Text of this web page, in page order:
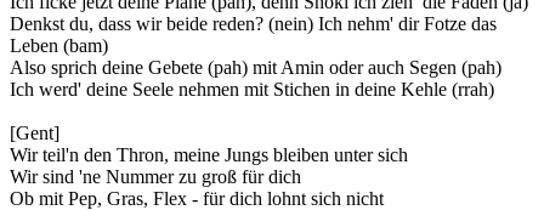
Denkst du, dass wir beide reden? (nein) Ich nehm' dir Fotze das
Leben (bam)
Also sprich deine Gebete (pah) mit Amin oder auch Segen (pah)
Ich werd' deine Seele nehmen mit Stichen in deine Kehle (rrah)
[Gent]
Wir teil'n den Thron, meine Jungs bleiben unter sich
Wir sind 'ne Nummer zu groß für dich
Ob mit Pep, Gras, Flex - für dich lohnt sich nicht